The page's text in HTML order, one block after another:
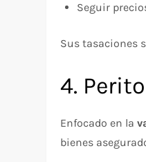
Seguir
Sus tasaciones
4.
Enfocado en la
bienes